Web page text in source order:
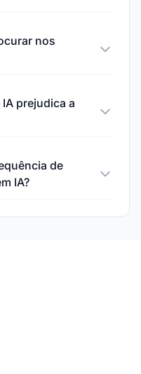
nos
prejudica a
de
IA?